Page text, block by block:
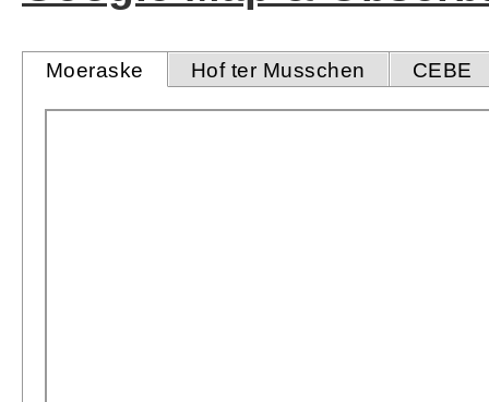
Moeraske Hof ter Musschen CEBE